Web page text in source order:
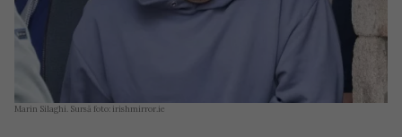
Marin Silaghi. Sursă foto: irishmirror.ie